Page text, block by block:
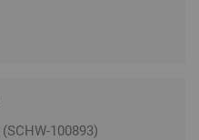
(SCHW-100893)